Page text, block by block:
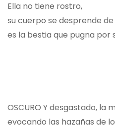
Ella no tiene rostro,
su cuerpo se desprende
es la bestia que pugna por
OSCURO Y desgastado, la
evocando las hazañas de